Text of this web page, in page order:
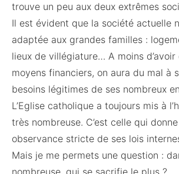
trouve un peu aux deux extrêmes
Il est évident que la société actuelle
adaptée aux grandes familles :
lieux de villégiature… A moins
moyens financiers, on aura du mal à
besoins légitimes de ses nombreux
L’Eglise catholique a toujours mis à
très nombreuse. C’est celle qui
observance stricte de ses lois
Mais je me permets une question :
nombreuse, qui se sacrifie le plus ?